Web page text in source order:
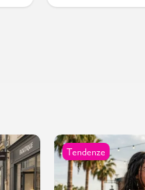
Tendenze